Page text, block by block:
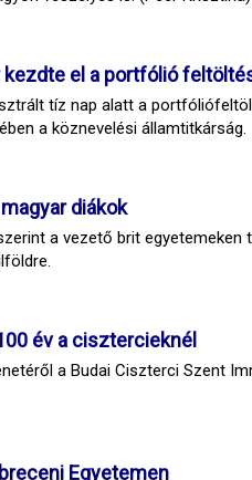
el a portfólió
tíz nap alatt a
a köznevelési államtitkárság.
diákok
a vezető brit egyetemeken
év a cisztercieknél
a Budai Ciszterci Szent
Egyetemen